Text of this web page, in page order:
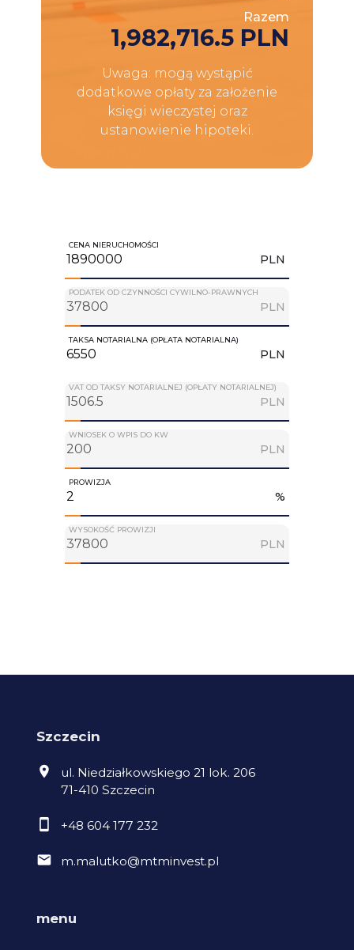
Razem
1,982,716.5 PLN
Uwaga: mogą wystąpić
dodatkowe opłaty za założenie
księgi wieczystej oraz
ustanowienie hipoteki.
CENA NIERUCHOMOŚCI
PLN
PODATEK OD CZYNNOŚCI CYWILNO-PRAWNYCH
PLN
TAKSA NOTARIALNA (OPŁATA NOTARIALNA)
PLN
VAT OD TAKSY NOTARIALNEJ (OPŁATY NOTARIALNEJ)
PLN
WNIOSEK O WPIS DO KW
PLN
PROWIZJA
%
WYSOKOŚĆ PROWIZJI
PLN
Szczecin
ul. Niedziałkowskiego 21 lok. 206
71-410 Szczecin
+48 604 177 232
m.malutko@mtminvest.pl
menu